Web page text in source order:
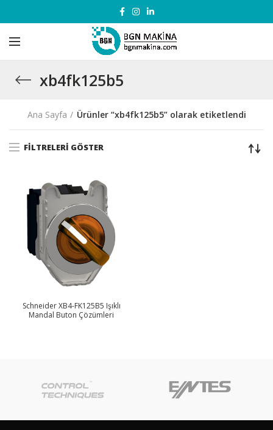
xb4fk125b5
Ana Sayfa Ürünler “xb4fk125b5” olarak etiketlendi
FILTRELERI GÖSTER
Schneider XB4-FK125B5 Işıklı
Mandal Buton Çözümleri